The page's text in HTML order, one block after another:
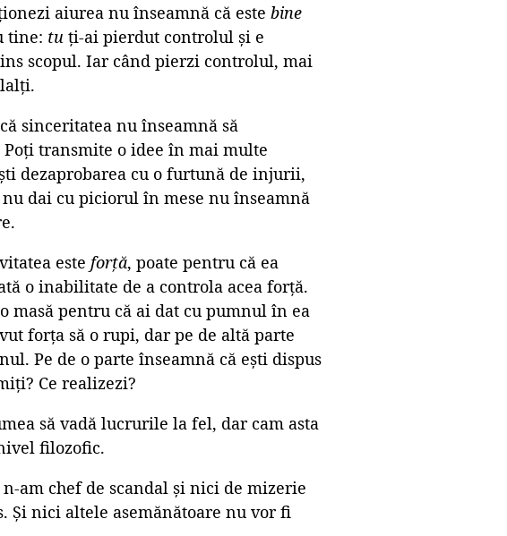
aiurea nu înseamnă că este bine
tine: tu ți-ai pierdut controlul și e
scopul. Iar când pierzi controlul, mai
sinceritatea nu înseamnă să
transmite o idee în mai multe
dezaprobarea cu o furtună de injurii,
dai cu piciorul în mese nu înseamnă
este forță, poate pentru că ea
o inabilitate de a controla acea forță.
masă pentru că ai dat cu pumnul în ea
forța să o rupi, dar pe de altă parte
Pe de o parte înseamnă că ești dispus
Ce realizezi?
să vadă lucrurile la fel, dar cam asta
filozofic.
am chef de scandal și nici de mizerie
Și nici altele asemănătoare nu vor fi